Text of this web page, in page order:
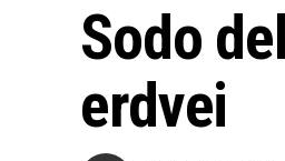
Sodo
erdvei